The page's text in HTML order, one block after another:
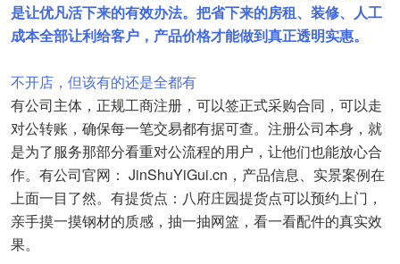
是让优凡活下来的有效办法。把省下来的房租、装修、人工
成本全部让利给客户，产品价格才能做到真正透明实惠。
不开店，但该有的还是全都有
有公司主体，正规工商注册，可以签正式采购合同，可以走
对公转账，确保每一笔交易都有据可查。注册公司本身，就
是为了服务那部分看重对公流程的用户，让他们也能放心合
作。有公司官网： JinShuYiGui.cn，产品信息、实景案例在
上面一目了然。有提货点：八府庄园提货点可以预约上门，
亲手摸一摸钢材的质感，抽一抽网篮，看一看配件的真实效
果。